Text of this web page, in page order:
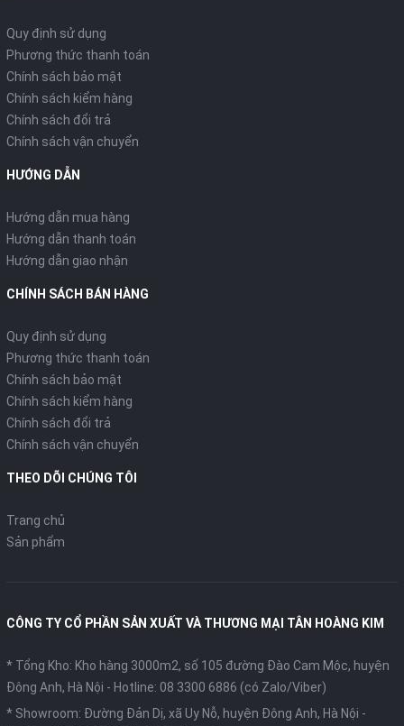
Quy định sử dụng
Phương thức thanh toán
Chính sách bảo mật
Chính sách kiểm hàng
Chính sách đổi trả
Chính sách vận chuyển
HƯỚNG DẪN
Hướng dẫn mua hàng
Hướng dẫn thanh toán
Hướng dẫn giao nhận
CHÍNH SÁCH BÁN HÀNG
Quy định sử dụng
Phương thức thanh toán
Chính sách bảo mật
Chính sách kiểm hàng
Chính sách đổi trả
Chính sách vận chuyển
THEO DÕI CHÚNG TÔI
Trang chủ
Sản phẩm
CÔNG TY CỔ PHẦN SẢN XUẤT VÀ THƯƠNG MẠI TÂN HOÀNG KIM
* Tổng Kho: Kho hàng 3000m2, số 105 đường Đào Cam Mộc, huyện
Đông Anh, Hà Nội - Hotline: 08 3300 6886 (có Zalo/Viber)
* Showroom: Đường Đản Dị, xã Uy Nỗ, huyện Đông Anh, Hà Nội -